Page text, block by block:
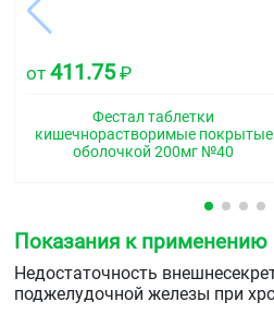
от 411.75₽
Фестал таблетки
кишечнорастворимые покрытые
оболочкой 200мг №40
Показания к применению
Недостаточность
поджелудочной железы при